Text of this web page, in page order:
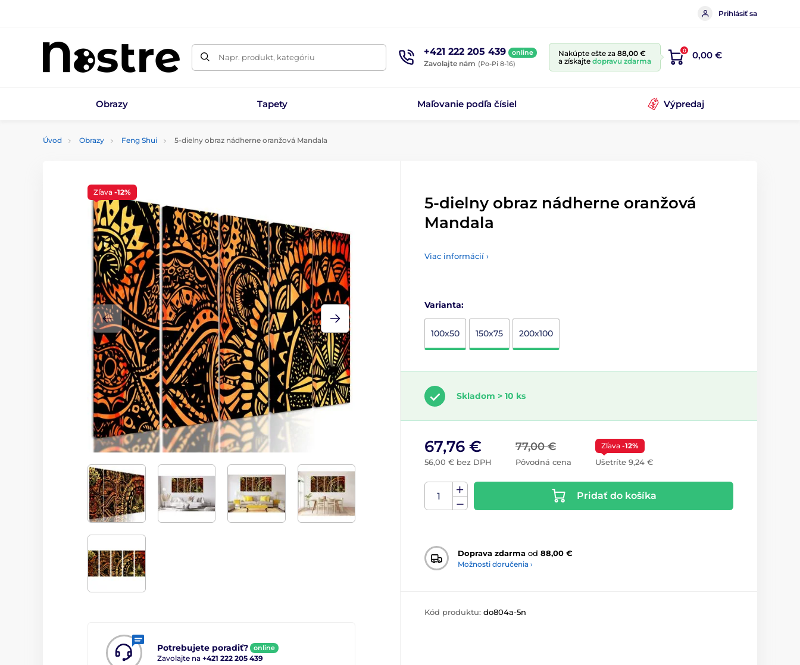
Prihlásiť sa
Napr. produkt, kategóriu +421 222 205 439 online
Zavolajte nám (Po-Pi 8-16)
Nakúpte ešte za 88,00 €
a získajte dopravu zdarma
0 0,00 €
Obrazy Tapety Maľovanie podľa čísiel Výpredaj
Úvod Obrazy Feng Shui 5-dielny obraz nádherne oranžová Mandala
Potrebujete poradiť? online
Zavolajte na +421 222 205 439
Zľava -12%
5-dielny obraz nádherne oranžová
Mandala
Viac informácií ›
Varianta:
100x50 150x75 200x100
Skladom > 10 ks
77,00 €
Pôvodná cena
67,76 €
56,00 € bez DPH
Zľava -12%
Ušetríte 9,24 €
Pridať do košíka
Doprava zdarma od 88,00 €
Možnosti doručenia ›
Kód produktu: do804a-5n